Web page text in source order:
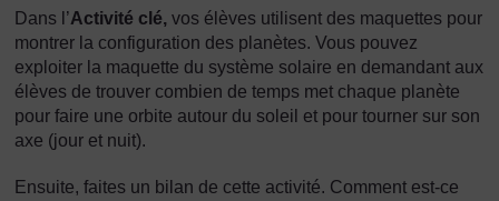
Dans l’Activité clé, vos élèves utilisent des maquettes pour
montrer la configuration des planètes. Vous pouvez
exploiter la maquette du système solaire en demandant aux
élèves de trouver combien de temps met chaque planète
pour faire une orbite autour du soleil et pour tourner sur son
axe (jour et nuit).
Ensuite, faites un bilan de cette activité. Comment est-ce